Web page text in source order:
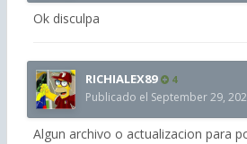
Ok disculpa
RICHIALEX89 4
Publicado el September 29,
Algun archivo o actualizacion para